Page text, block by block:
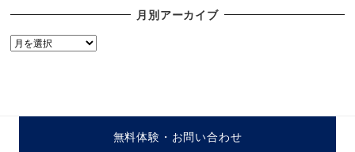
月別アーカイブ
月
無料体験・ お問い合わせ